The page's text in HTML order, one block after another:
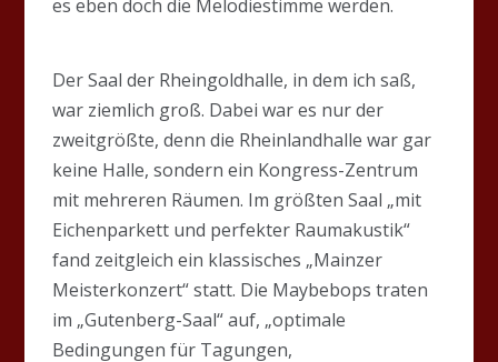
es eben doch die Melodiestimme werden.
Der Saal der Rheingoldhalle, in dem ich saß,
war ziemlich groß. Dabei war es nur der
zweitgrößte, denn die Rheinlandhalle war gar
keine Halle, sondern ein Kongress-Zentrum
mit mehreren Räumen. Im größten Saal „mit
Eichenparkett und perfekter Raumakustik“
fand zeitgleich ein klassisches „Mainzer
Meisterkonzert“ statt. Die Maybebops traten
im „Gutenberg-Saal“ auf, „optimale
Bedingungen für Tagungen,